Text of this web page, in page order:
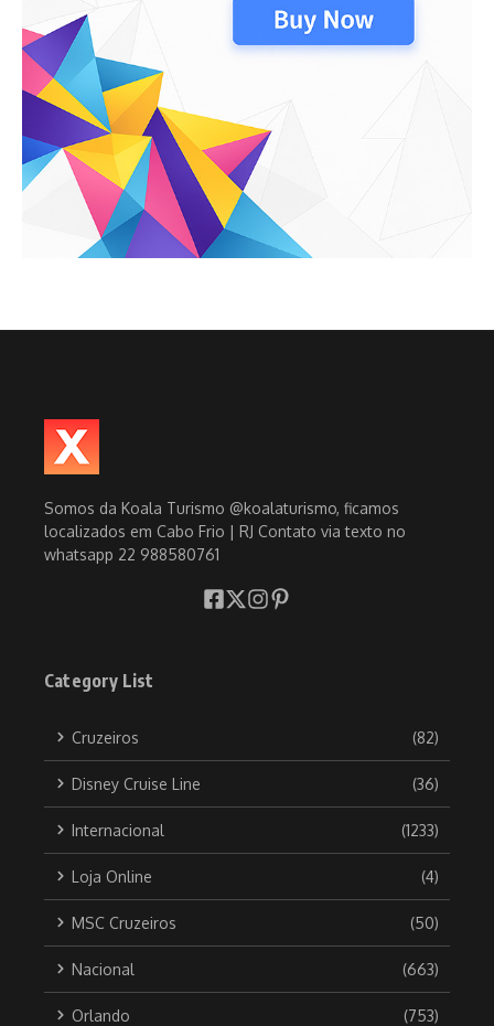
Somos da Koala Turismo @koalaturismo, ficamos
localizados em Cabo Frio | RJ Contato via texto no
whatsapp 22 988580761
Category List
Cruzeiros (82)
Disney Cruise Line (36)
Internacional (1233)
Loja Online (4)
MSC Cruzeiros (50)
Nacional (663)
Orlando (753)